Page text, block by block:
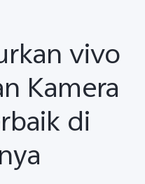
vivo
Kamera
di